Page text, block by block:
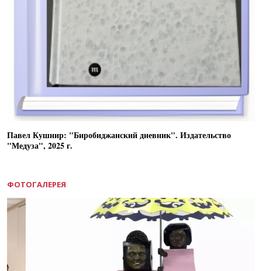
Павел Кушнир: "Биробиджанский дневник". Издательство
"Медуза", 2025 г.
ФОТОГАЛЕРЕЯ